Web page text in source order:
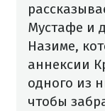
Мустафе и
Назиме,
аннексии
одного из
чтобы